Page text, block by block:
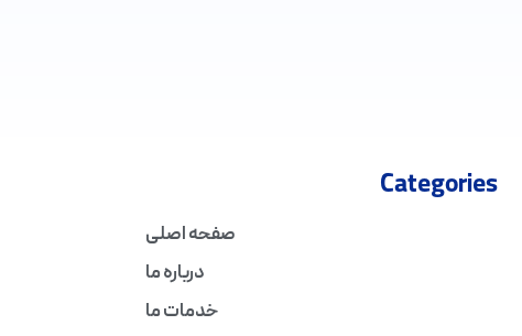
Categories
صفحه اصلی
درباره ما
خدمات ما